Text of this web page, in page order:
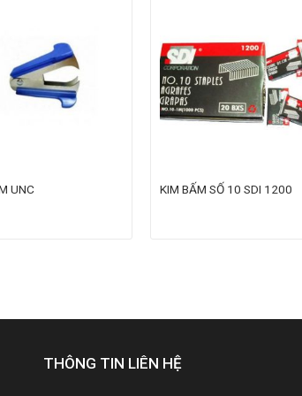
UNC KIM BẤM SỐ 10 SDI 1200
THÔNG TIN LIÊN HỆ